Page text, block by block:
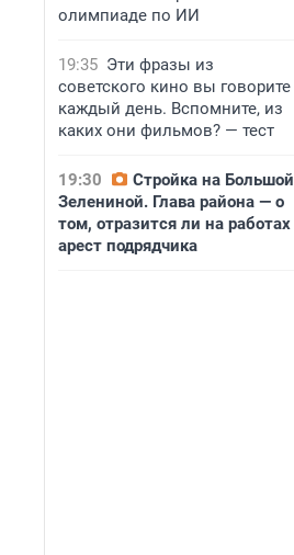
олимпиаде по ИИ
19:35 Эти фразы из
советского кино вы говорите
каждый день. Вспомните, из
каких они фильмов? — тест
19:30
Стройка на Большой
Зелениной. Глава района — о
том, отразится ли на работах
арест подрядчика